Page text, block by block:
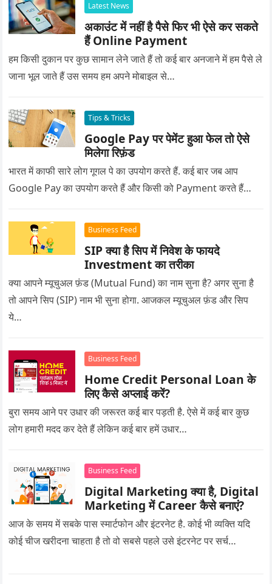
Latest News
अकाउंट में नहीं है पैसे फिर भी ऐसे कर सकते
हैं Online Payment
हम किसी दुकान पर कुछ सामान लेने जाते हैं तो कई बार अनजाने में हम पैसे ले
जाना भूल जाते हैं उस समय हम अपने मोबाइल से…
Tips & Tricks
Google Pay पर पेमेंट हुआ फेल तो ऐसे
मिलेगा रिफ़ंड
भारत में काफी सारे लोग गूगल पे का उपयोग करते हैं. कई बार जब आप
Google Pay का उपयोग करते हैं और किसी को Payment करते हैं…
Business Feed
SIP क्या है सिप में निवेश के फायदे
Investment का तरीका
क्या आपने म्यूचुअल फ़ंड (Mutual Fund) का नाम सुना है? अगर सुना है
तो आपने सिप (SIP) नाम भी सुना होगा. आजकल म्यूचुअल फ़ंड और सिप
ये…
Business Feed
Home Credit Personal Loan के
लिए कैसे अप्लाई करें?
बुरा समय आने पर उधार की जरूरत कई बार पड़ती है. ऐसे में कई बार कुछ
लोग हमारी मदद कर देते हैं लेकिन कई बार हमें उधार…
Business Feed
Digital Marketing क्या है, Digital
Marketing में Career कैसे बनाएं?
आज के समय में सबके पास स्मार्टफोन और इंटरनेट है. कोई भी व्यक्ति यदि
कोई चीज खरीदना चाहता है तो वो सबसे पहले उसे इंटरनेट पर सर्च…